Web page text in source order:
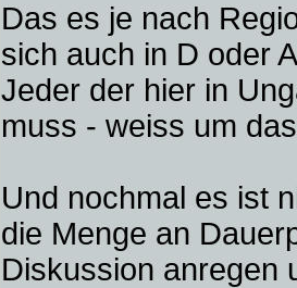
Das es je nach
sich auch in D oder
Jeder der hier in
muss - weiss um
Und nochmal es ist
die Menge an
Diskussion anregen